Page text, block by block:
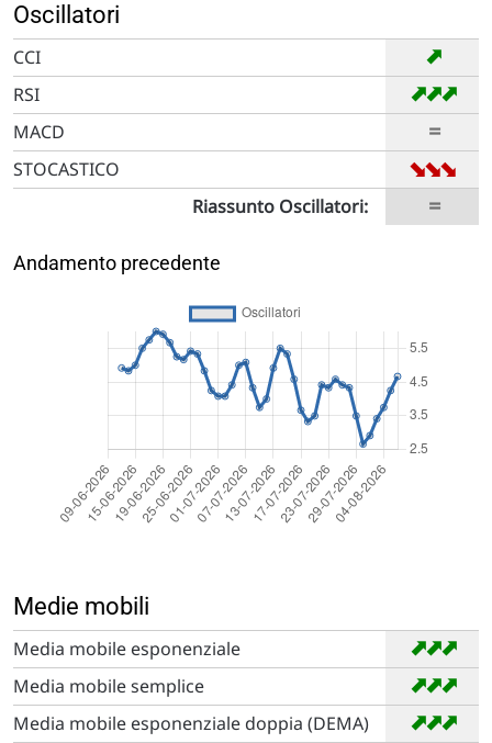
Oscillatori
CCI ➡
RSI ➡
➡
➡
MACD =
STOCASTICO ➡
➡
➡
Riassunto Oscillatori: =
Andamento precedente
Medie mobili
Media mobile esponenziale ➡
➡
➡
Media mobile semplice ➡
➡
➡
Media mobile esponenziale doppia (DEMA) ➡
➡
➡